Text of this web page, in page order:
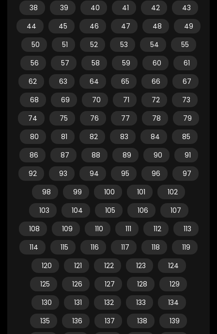
38
39 40 41 42
43
44
45 46 47 48
49
50
51 52 53 54
55
56
57 58 59 60
61
62
63 64 65 66
67
68
69 70 71 72
73
74
75 76 77 78
79
80
81 82 83 84
85
86
87 88 89 90
91
92
93 94 95 96
97
98
99 100 101
102
103
104 105 106
107
108
109 110 111 112
113
114
115 116 117 118
119
120
121 122 123
124
125
126 127 128
129
130
131 132 133
134
135
136 137 138
139